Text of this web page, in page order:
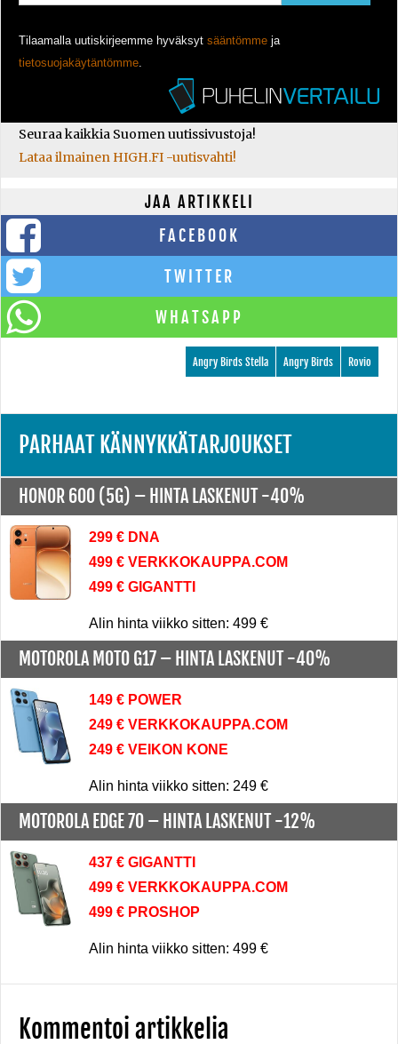
Tilaamalla uutiskirjeemme hyväksyt sääntömme ja
tietosuojakäytäntömme.
Seuraa kaikkia Suomen uutissivustoja!
Lataa ilmainen HIGH.FI -uutisvahti!
JAA ARTIKKELI
FACEBOOK
TWITTER
WHATSAPP
Rovio
Angry Birds
Angry Birds Stella
PARHAAT KÄNNYKKÄTARJOUKSET
HONOR 600 (5G) – HINTA LASKENUT -40%
299 € DNA
499 € VERKKOKAUPPA.COM
499 € GIGANTTI
Alin hinta viikko sitten: 499 €
MOTOROLA MOTO G17 – HINTA LASKENUT -40%
149 € POWER
249 € VERKKOKAUPPA.COM
249 € VEIKON KONE
Alin hinta viikko sitten: 249 €
MOTOROLA EDGE 70 – HINTA LASKENUT -12%
437 € GIGANTTI
499 € VERKKOKAUPPA.COM
499 € PROSHOP
Alin hinta viikko sitten: 499 €
Kommentoi artikkelia